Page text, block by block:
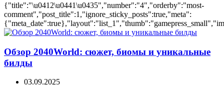
{"title":"\u0412\u0441\u0435","number":"4","orderby":"most-
comment","post_title":1,"ignore_sticky_posts":true,"meta":
Обзор 2040World: сюжет, биомы и уникальные
билды
03.09.2025